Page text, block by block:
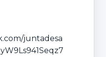
juntadesa